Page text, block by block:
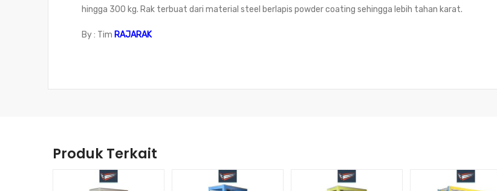
hingga 300 kg. Rak terbuat dari material steel berlapis powder coating sehingga lebih tahan karat.
By : Tim RAJARAK
Produk Terkait